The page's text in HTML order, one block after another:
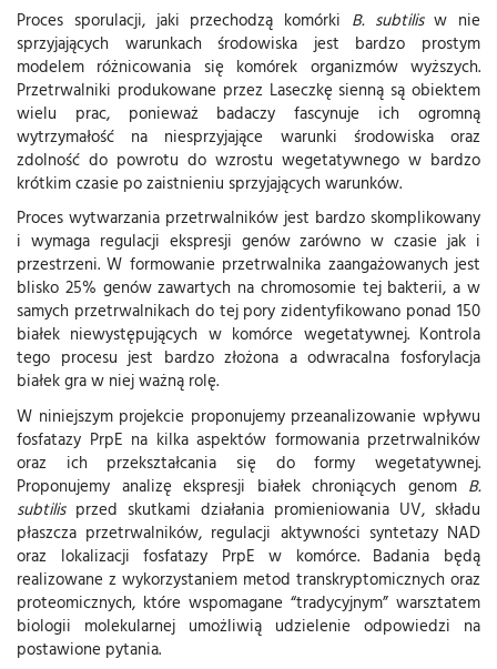
Proces sporulacji, jaki przechodzą komórki B. subtilisw nie
sprzyjających warunkach środowiska jest bardzo prostym
modelem różnicowania się komórek organizmów wyższych.
Przetrwalniki produkowane przez Laseczkę sienną są obiektem
wielu prac, ponieważ badaczy fascynuje ich ogromną
wytrzymałość na niesprzyjające warunki środowiska oraz
zdolność do powrotu do wzrostu wegetatywnego w bardzo
krótkim czasie po zaistnieniu sprzyjających warunków.
Proces wytwarzania przetrwalników jest bardzo skomplikowany
i wymaga regulacji ekspresji genów zarówno w czasie jak i
przestrzeni. W formowanie przetrwalnika zaangażowanych jest
blisko 25% genów zawartych na chromosomie tej bakterii, a w
samych przetrwalnikach do tej pory zidentyfikowano ponad 150
białek niewystępujących w komórce wegetatywnej. Kontrola
tego procesu jest bardzo złożona a odwracalna fosforylacja
białek gra w niej ważną rolę.
W niniejszym projekcie proponujemy przeanalizowanie wpływu
fosfatazy PrpE na kilka aspektów formowania przetrwalników
oraz ich przekształcania się do formy wegetatywnej.
Proponujemy analizę ekspresji białek chroniących genom B.
subtilisprzed skutkami działania promieniowania UV, składu
płaszcza przetrwalników, regulacji aktywności syntetazy NAD
oraz lokalizacji fosfatazy PrpE w komórce. Badania będą
realizowane z wykorzystaniem metod transkryptomicznych oraz
proteomicznych, które wspomagane “tradycyjnym” warsztatem
biologii molekularnej umożliwią udzielenie odpowiedzi na
postawione pytania.